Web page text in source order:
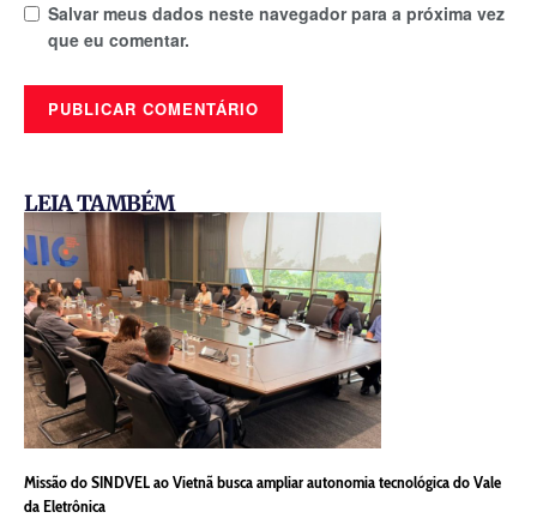
Salvar meus dados neste navegador para a próxima vez
que eu comentar.
LEIA TAMBÉM
Missão do SINDVEL ao Vietnã busca ampliar autonomia tecnológica do Vale
da Eletrônica